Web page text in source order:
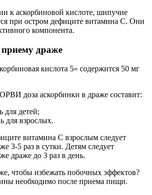
к аскорбиновой кислоте, шипучие
при остром дефиците витамина С. Они
компонента.
драже
кислота 5» содержится 50 мг
доза аскорбинки в драже составит:
для детей;
для взрослых.
витамина С взрослым следует
3-5 раз в сутки. Детям следует
драже до 3 раз в день.
чтобы избежать побочных эффектов?
необходимо после приема пищи.